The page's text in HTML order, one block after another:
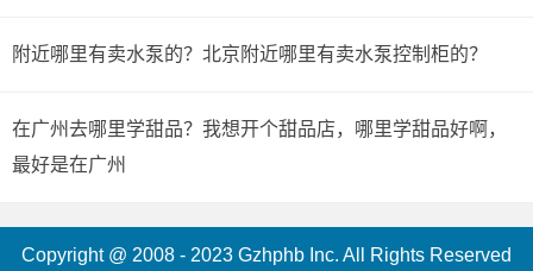
附近哪里有卖水泵的？北京附近哪里有卖水泵控制柜的？
在广州去哪里学甜品？我想开个甜品店，哪里学甜品好啊，
最好是在广州
Copyright @ 2008 - 2023 Gzhphb Inc. All Rights Reserved